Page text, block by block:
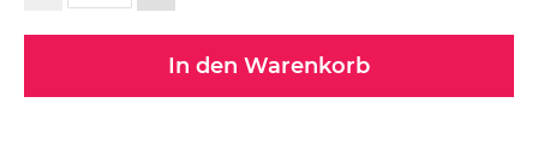
In den Warenkorb